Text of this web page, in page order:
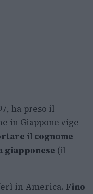
ha preso il
in Giappone vige
il cognome
giapponese (il
in America. Fino